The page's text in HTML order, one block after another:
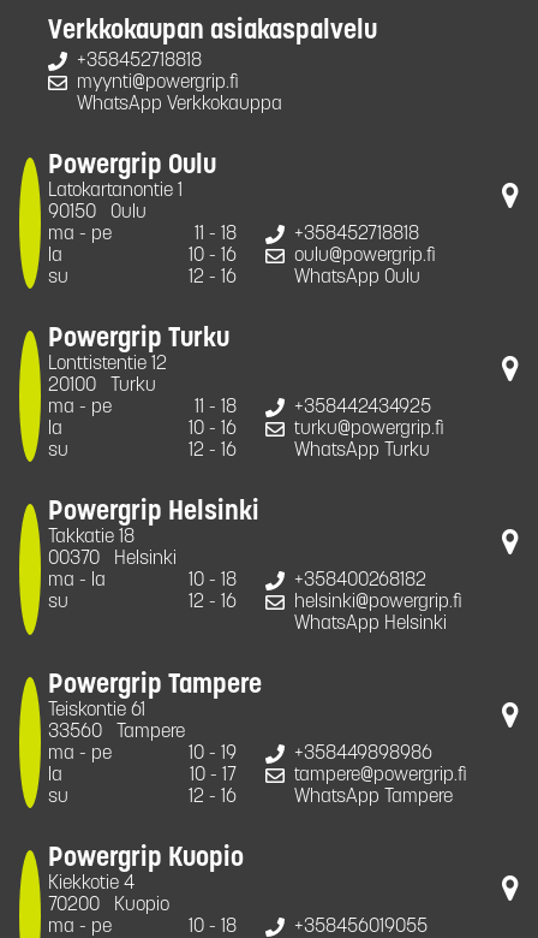
Verkkokaupan asiakaspalvelu
+358452718818
myynti@powergrip.fi
WhatsApp Verkkokauppa
Powergrip Oulu
Latokartanontie 1
90150
Oulu
ma - pe
11 - 18
la
10 - 16
su
12 - 16
+358452718818
oulu@powergrip.fi
WhatsApp Oulu
Powergrip Turku
Lonttistentie 12
20100
Turku
ma - pe
11 - 18
la
10 - 16
su
12 - 16
+358442434925
turku@powergrip.fi
WhatsApp Turku
Powergrip Helsinki
Takkatie 18
00370
Helsinki
ma - la
10 - 18
su
12 - 16
+358400268182
helsinki@powergrip.fi
WhatsApp Helsinki
Powergrip Tampere
Teiskontie 61
33560
Tampere
ma - pe
10 - 19
la
10 - 17
su
12 - 16
+358449898986
tampere@powergrip.fi
WhatsApp Tampere
Powergrip Kuopio
Kiekkotie 4
70200
Kuopio
ma - pe
10 - 18
+358456019055